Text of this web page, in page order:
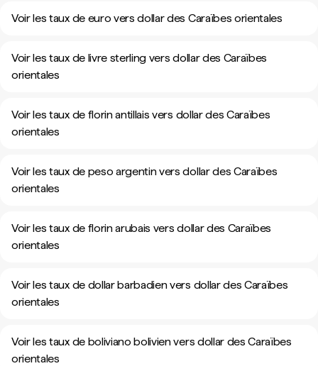
Voir les taux de euro vers dollar des Caraïbes orientales
Voir les taux de livre sterling vers dollar des Caraïbes
orientales
Voir les taux de florin antillais vers dollar des Caraïbes
orientales
Voir les taux de peso argentin vers dollar des Caraïbes
orientales
Voir les taux de florin arubais vers dollar des Caraïbes
orientales
Voir les taux de dollar barbadien vers dollar des Caraïbes
orientales
Voir les taux de boliviano bolivien vers dollar des Caraïbes
orientales